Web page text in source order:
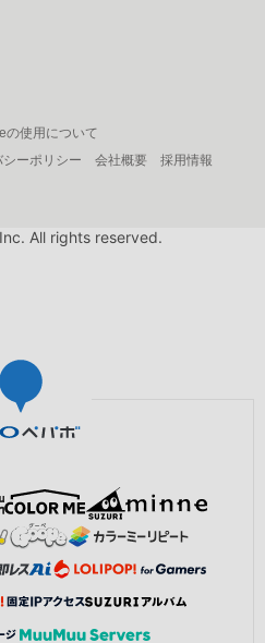
の使用について
シーポリシー 会社概要
採用情報
All rights reserved.